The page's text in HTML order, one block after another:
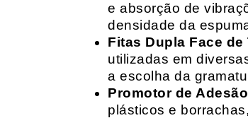
e absorção de
densidade da
Fitas Dupla Face de
utilizadas em
a escolha da
Promotor de
plásticos e